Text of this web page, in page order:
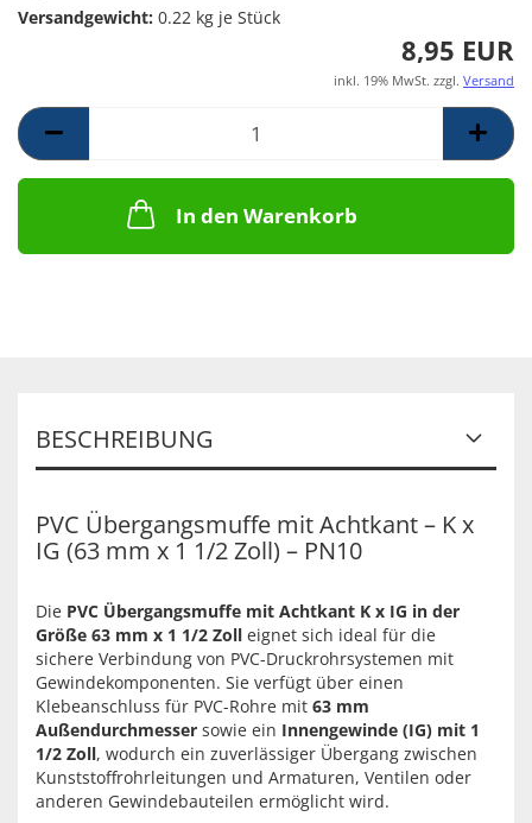
Versandgewicht: 0.22 kg je Stück
8,95 EUR
inkl. 19% MwSt. zzgl. Versand
In den Warenkorb
BESCHREIBUNG
PVC Übergangsmuffe mit Achtkant – K x
IG (63 mm x 1 1/2 Zoll) – PN10
Die PVC Übergangsmuffe mit Achtkant K x IG in der
Größe 63 mm x 1 1/2 Zoll eignet sich ideal für die
sichere Verbindung von PVC-Druckrohrsystemen mit
Gewindekomponenten. Sie verfügt über einen
Klebeanschluss für PVC-Rohre mit 63 mm
Außendurchmesser sowie ein Innengewinde (IG) mit 1
1/2 Zoll, wodurch ein zuverlässiger Übergang zwischen
Kunststoffrohrleitungen und Armaturen, Ventilen oder
anderen Gewindebauteilen ermöglicht wird.